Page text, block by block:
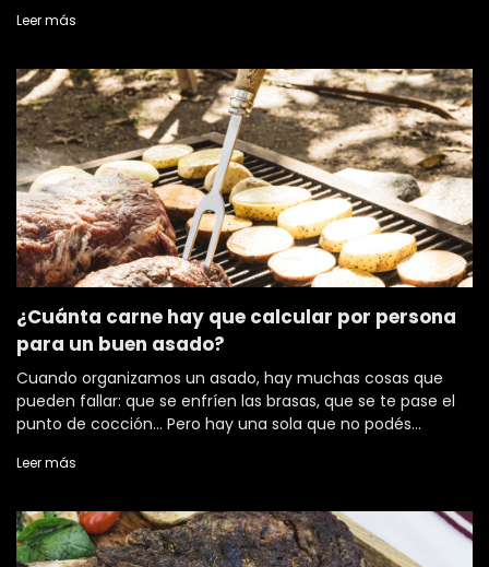
usaban lo que tenían a mano: carne
Leer más
¿Cuánta carne hay que calcular por persona
para un buen asado?
Cuando organizamos un asado, hay muchas cosas que
pueden fallar: que se enfríen las brasas, que se te pase el
punto de cocción… Pero hay una sola que no podés
negocia en un asado, es el segund
Leer más